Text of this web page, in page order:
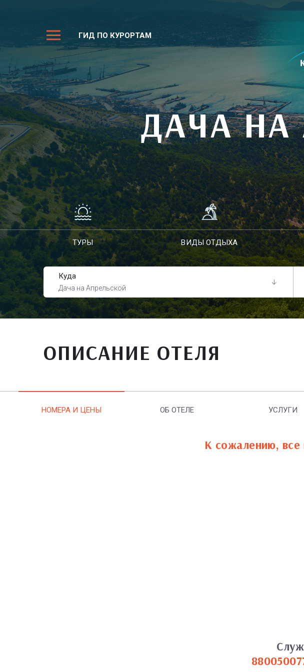
ГИД ПО КУРОРТАМ
ДАЧА НА
ТУРЫ ВИДЫ ОТДЫХА
Куда
Дача на Апрельской
ОПИСАНИЕ ОТЕЛЯ
НОМЕРА И ЦЕНЫ ОБ ОТЕЛЕ УСЛУГИ
К сожалению,